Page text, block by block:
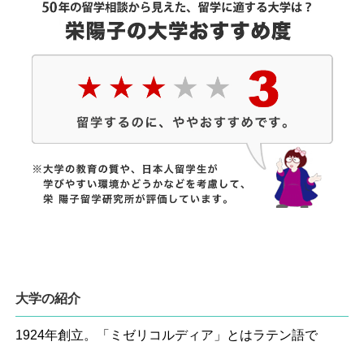
大学の紹介
1924年創立。「ミゼリコルディア」とはラテン語で